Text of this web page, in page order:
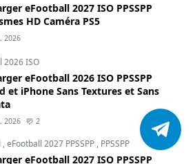
eFootball 2027 ISO PPSSPP
HD Caméra PS5
2026
2026 ISO
eFootball 2026 ISO PPSSPP
et iPhone Sans Textures et Sans
2026 2
,eFootball 2027 PPSSPP , PPSSPP
eFootball 2027 ISO PPSSPP